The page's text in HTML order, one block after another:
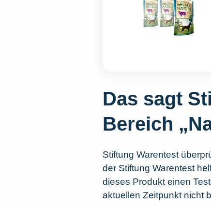
Das sagt
Bereich
Stiftung Warentest
der Stiftung Warentest
dieses Produkt einen
aktuellen Zeitpunkt nicht